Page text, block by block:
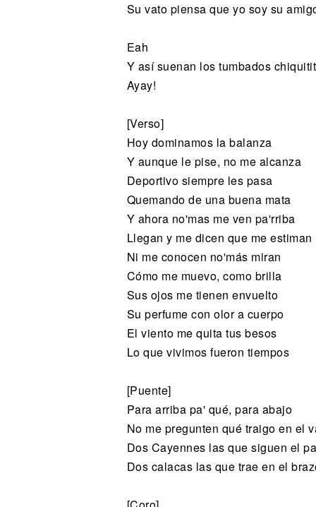
Su vato piensa que yo soy su
Eah
Y así suenan los tumbados
Ayay!
[Verso]
Hoy dominamos la balanza
Y aunque le pise, no me alcanza
Deportivo siempre les pasa
Quemando de una buena mata
Y ahora no'mas me ven pa'rriba
Llegan y me dicen que me estiman
Ni me conocen no'más miran
Cómo me muevo, como brilla
Sus ojos me tienen envuelto
Su perfume con olor a cuerpo
El viento me quita tus besos
Lo que vivimos fueron tiempos
[Puente]
Para arriba pa' qué, para abajo
No me pregunten qué traigo en el
Dos Cayennes las que siguen el
Dos calacas las que trae en el